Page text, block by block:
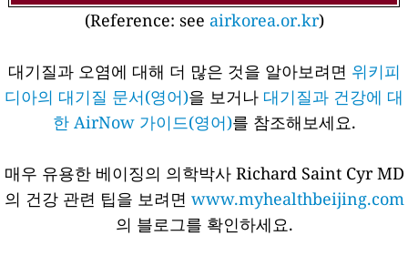
(Reference: see airkorea.or.kr)
대기질과 오염에 대해 더 많은 것을 알아보려면 위키피
디아의 대기질 문서(영어)을 보거나 대기질과 건강에 대
한 AirNow 가이드(영어)를 참조해보세요.
매우 유용한 베이징의 의학박사 Richard Saint Cyr MD
의 건강 관련 팁을 보려면 www.myhealthbeijing.com
의 블로그를 확인하세요.